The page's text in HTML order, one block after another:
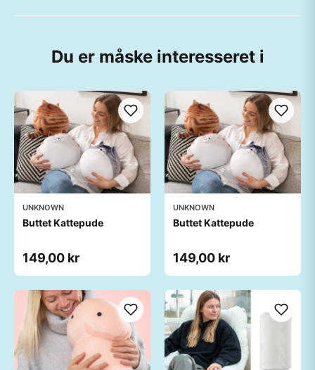
Du er måske interesseret i
UNKNOWN
Buttet Kattepude
149,00 kr
UNKNOWN
Buttet Kattepude
149,00 kr